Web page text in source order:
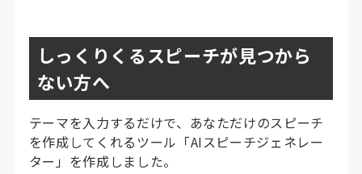
しっくりくるスピーチが見つから
ない方へ
テーマを入力するだけで、あなただけのスピーチ
を作成してくれるツール「AIスピーチジェネレー
ター」を作成しました。